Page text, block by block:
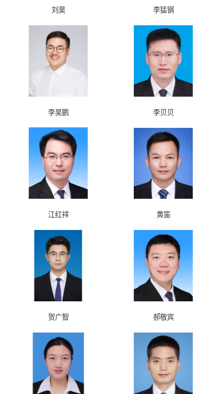
刘昊 李猛钢
李昊鹏 李贝贝
江红祥 黄笛
贺广智 郝敬宾